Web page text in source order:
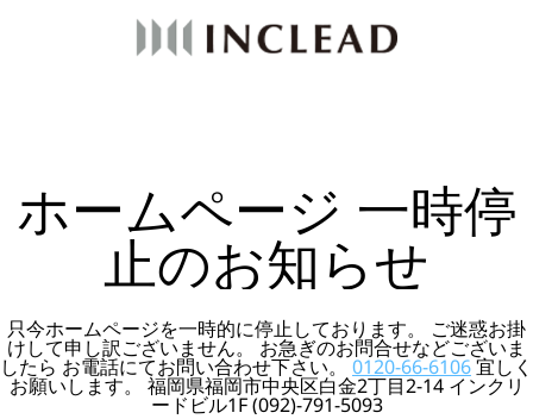
ホームページ 一時停
止のお知らせ
只今ホームページを一時的に停止しております。 ご迷惑お掛
けして申し訳ございません。 お急ぎのお問合せなどございま
したら お電話にてお問い合わせ下さい。0120-66-6106宜しく
お願いします。 福岡県福岡市中央区白金2丁目2-14 インクリ
ードビル1F (092)-791-5093